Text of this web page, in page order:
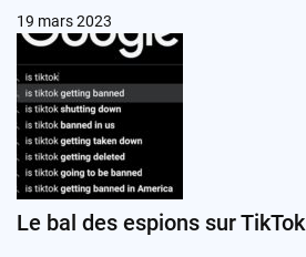
19 mars 2023
Le bal des espions sur TikTok